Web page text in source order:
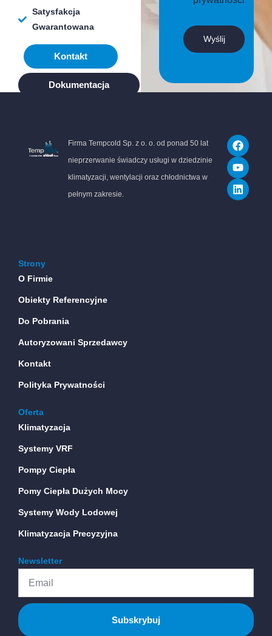
Satysfakcja
Gwarantowana
Kontakt
Dokumentacja
Firma Tempcold Sp. z o. o. od ponad 50 lat
nieprzerwanie świadczy usługi w dziedzinie
klimatyzacji, wentylacji oraz chłodnictwa w
pełnym zakresie.
F
a
c
e
b
o
Y
o
u
t
u
b
L
i
n
k
e
d
Strony
O Firmie
Obiekty Referencyjne
Do Pobrania
Autoryzowani Sprzedawcy
Kontakt
Polityka Prywatności
Oferta
Klimatyzacja
Systemy VRF
Pompy Ciepła
Pomy Ciepła Dużych Mocy
Systemy Wody Lodowej
Klimatyzacja Precyzyjna
Newsletter
Subskrybuj